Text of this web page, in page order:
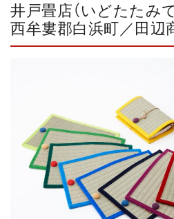
井戸畳店（いどたたみ
西牟婁郡白浜町／田辺